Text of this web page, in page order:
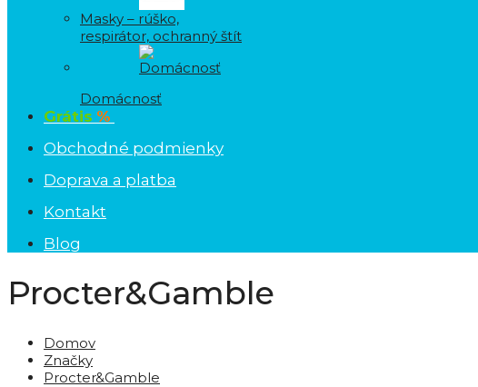
Masky – rúško,
respirátor, ochranný štít
Domácnosť
Grátis %
Obchodné podmienky
Doprava a platba
Kontakt
Blog
Procter&Gamble
Domov
Značky
Procter&Gamble